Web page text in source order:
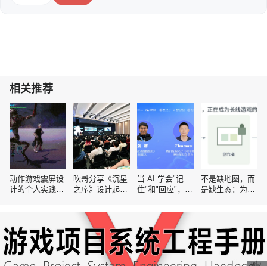
相关推荐
动作游戏震屏设
计的个人实践与
吹哥分享《沉星
之序》设计起
各个元素交互产
生美妙反馈
当 AI 学会"记
住"和"回应"，游
的变化是？
不是缺地图，而
是缺生态：为什